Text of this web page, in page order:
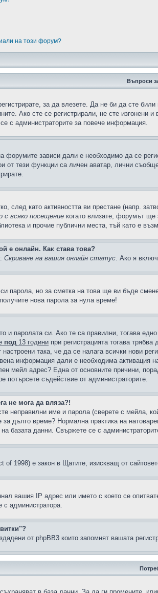
на този форум?
Въпроси
за да влезете. Да не би да сте
Ако сте се регистрирали, не сте
с администраторите за повече информация.
зависи дали е необходимо да се
от тези функции са личен аватар, лични
след като активността ви престане (напр.
с всяко посещение когато влизате, форумът ще
и прочие публични места, тъй като е
е онлайн. Как става това?
Скриване на вашия онлайн статус. Ако я
парола, но за сметка на това ще ви бъде
нова парола за нула време!
и паролата си. Ако те са правилни, тогава
под 13 години при регистрацията тогава
така, че да се налага всички нови
информация дали е необходима
мейл адрес? Една от основните причини,
потърсете съдействие от администраторите.
не мога да вляза?!
неправилни име и парола (сверете с мейла,
дълго време? Нормална практика на
базата данни. Свържете се с
1998) е закон в Щатите, изискващ от
вашия IP адрес или името с което се
с администратора.
от phpBB3 които запомнят вашата